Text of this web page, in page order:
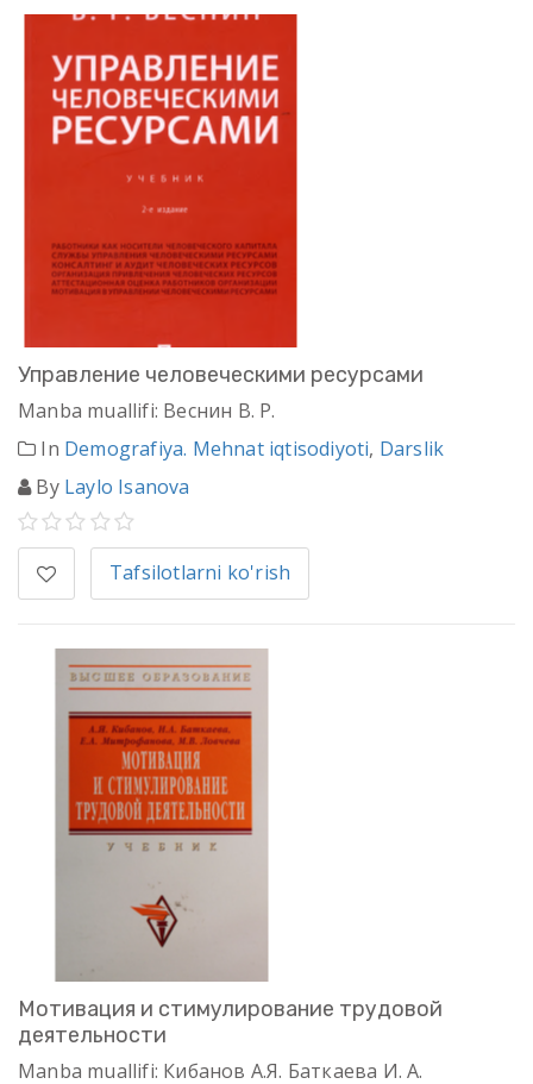
Управление человеческими ресурсами
Manba muallifi: Веснин В. Р.
In Demografiya. Mehnat iqtisodiyoti, Darslik
By Laylo Isanova
Tafsilotlarni ko'rish
Мотивация и стимулирование трудовой
деятельности
Manba muallifi: Кибанов А.Я. Баткаева И. А.